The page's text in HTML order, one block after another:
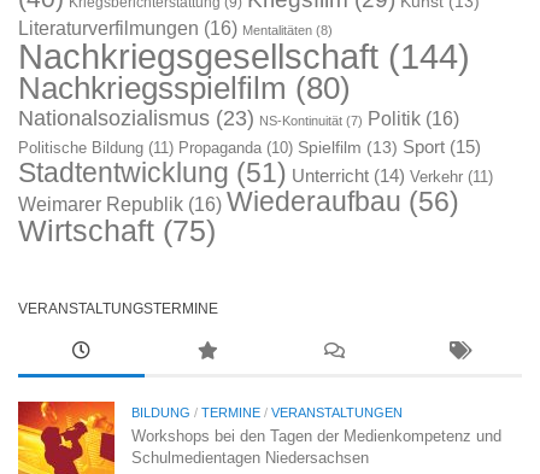
Literaturverfilmungen (16) Mentalitäten (8)
Nachkriegsgesellschaft (144)
Nachkriegsspielfilm (80)
Nationalsozialismus (23) NS-Kontinuität (7) Politik (16)
Politische Bildung (11) Propaganda (10) Spielfilm (13) Sport (15)
Stadtentwicklung (51) Unterricht (14) Verkehr (11)
Weimarer Republik (16) Wiederaufbau (56)
Wirtschaft (75)
VERANSTALTUNGSTERMINE
BILDUNG / TERMINE / VERANSTALTUNGEN
Workshops bei den Tagen der Medienkompetenz und
Schulmedientagen Niedersachsen